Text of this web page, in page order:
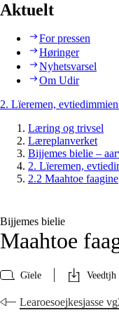
Aktuelt
For pressen
Høringer
Nyhetsvarsel
Om Udir
2. Lïeremen,
Læring og trivsel
Læreplanverket
Bijjemes bielie –
2. Lïeremen,
2.2 Maahtoe faagine
Bijjemes bielie
Maahtoe
Gïele Veedtjh
Learoesoejkesjasse